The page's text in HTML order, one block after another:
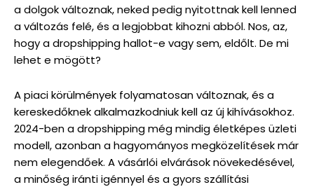
a dolgok változnak, neked pedig nyitottnak kell lenned
a változás felé, és a legjobbat kihozni abból. Nos, az,
hogy a dropshipping hallot-e vagy sem, eldőlt. De mi
lehet e mögött?
A piaci körülmények folyamatosan változnak, és a
kereskedőknek alkalmazkodniuk kell az új kihívásokhoz.
2024-ben a dropshipping még mindig életképes üzleti
modell, azonban a hagyományos megközelítések már
nem elegendőek. A vásárlói elvárások növekedésével,
a minőség iránti igénnyel és a gyors szállítási